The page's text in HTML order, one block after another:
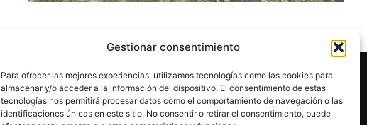
Gestionar consentimiento
Para ofrecer las mejores experiencias, utilizamos tecnologías como las cookies para
almacenar y/o acceder a la información del dispositivo. El consentimiento de estas
tecnologías nos permitirá procesar datos como el comportamiento de navegación o las
identificaciones únicas en este sitio. No consentir o retirar el consentimiento, puede